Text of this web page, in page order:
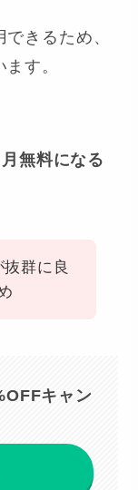
きるため、
す。
無料になる
群に良
キャン